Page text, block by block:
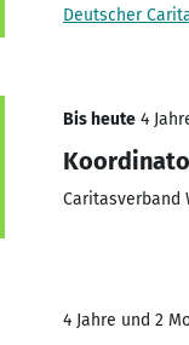
Deutscher
Bis heute 4
Caritasverband
4 Jahre und 2